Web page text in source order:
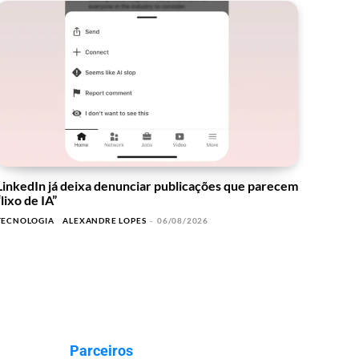
já deixa denunciar publicações que parecem
de IA”
ALEXANDRE LOPES - 06/08/2026
Parceiros